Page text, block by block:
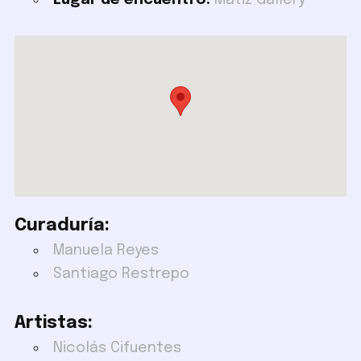
Curaduría:
Manuela Reyes
Santiago Restrepo
Artistas:
Nicolás Cifuentes